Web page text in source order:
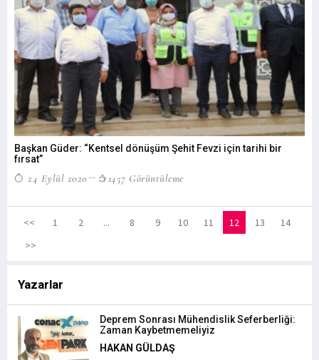
Başkan Güder: “Kentsel dönüşüm Şehit Fevzi için tarihi bir
fırsat”
24 Eylül 2020 1457 Görüntüleme
<< 1 2 ... 8 9 10 11 12 13
14
>>
Yazarlar
Deprem Sonrası Mühendislik Seferberliği:
Zaman Kaybetmemeliyiz
HAKAN GÜLDAŞ